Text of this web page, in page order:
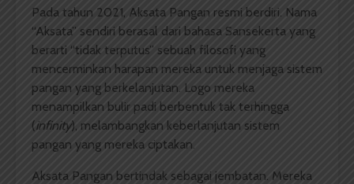
Pada tahun 2021, Aksata Pangan resmi berdiri. Nama
“Aksata” sendiri berasal dari bahasa Sansekerta yang
berarti “tidak terputus” sebuah filosofi yang
mencerminkan harapan mereka untuk menjaga sistem
pangan yang berkelanjutan. Logo mereka
menampilkan bulir padi berbentuk tak terhingga
(infinity), melambangkan keberlanjutan sistem
pangan yang mereka ciptakan.
Aksata Pangan bertindak sebagai jembatan. Mereka